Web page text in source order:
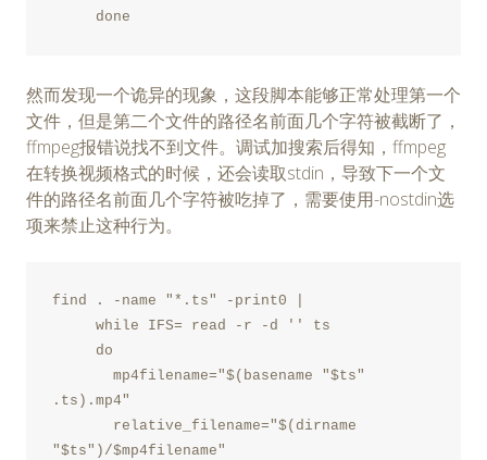
     done
然而发现一个诡异的现象，这段脚本能够正常处理第一个
文件，但是第二个文件的路径名前面几个字符被截断了，
ffmpeg报错说找不到文件。调试加搜索后得知，ffmpeg
在转换视频格式的时候，还会读取stdin，导致下一个文
件的路径名前面几个字符被吃掉了，需要使用-nostdin选
项来禁止这种行为。
find . -name "*.ts" -print0 |
     while IFS= read -r -d '' ts
     do
.ts).mp4"
"$ts")/$mp4filename"